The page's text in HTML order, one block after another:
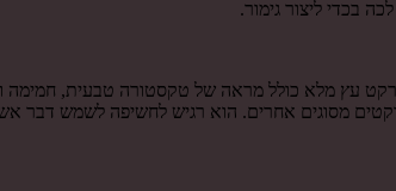
בכדי ליצור גימור.
עץ מלא כולל מראה של טקסטורה טבעית, חמימה
מסוגים אחרים. הוא רגיש לחשיפה לשמש דבר אשר